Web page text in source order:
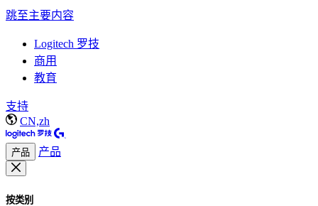
跳至主要内容
Logitech 罗技
商用
教育
支持
CN,zh
产品 产品
按类别